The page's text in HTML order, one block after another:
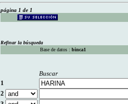
página 1 de 1
Refinar la búsqueda
Base de datos : binca1
Buscar
1
2